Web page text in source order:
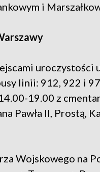
i
uroczystości
linii: 912, 922 i
19.00 z
Pawła II, Prostą,
Wojskowego na